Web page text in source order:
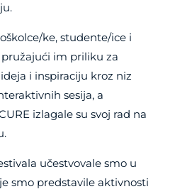
ke, studente/ice i
im priliku za
i inspiraciju kroz niz
sesija, a
izlagale su svoj rad na
učestvovale smo u
smo predstavile aktivnosti